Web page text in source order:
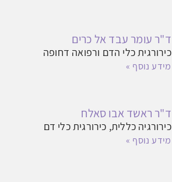
ד"ר עומר עבד אל כרים
כירורגית כלי הדם ורפואה דחופה
מידע נוסף »
ד"ר ראשד אבו סאלח
כירורגיה כללית, כירורגית כלי דם
מידע נוסף »